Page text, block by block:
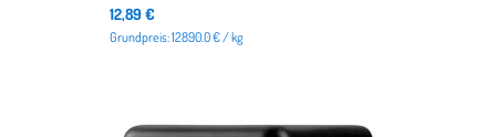
12,89 €
Grundpreis: 12890.0 € / kg